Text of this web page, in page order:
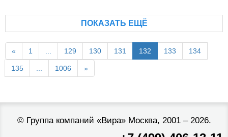
ПОКАЗАТЬ ЕЩЁ
« 1 ... 129 130 131 132 133 134
135 ... 1006 »
© Группа компаний «Вира»Москва, 2001 – 2026.